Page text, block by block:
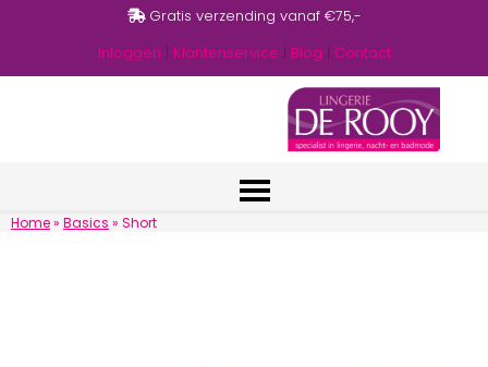
Gratis verzending vanaf €75,-
Inloggen | Klantenservice | Blog | Contact
Home» Basics » Short